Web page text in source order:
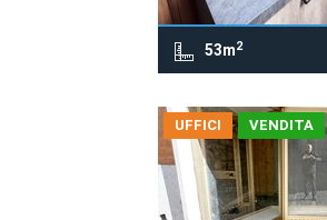
53m2
UFFICI VENDITA